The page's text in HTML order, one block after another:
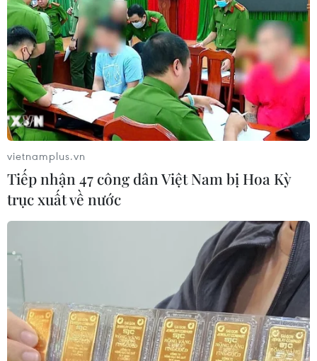
vietnamplus.vn
Tiếp nhận 47 công dân Việt Nam bị Hoa Kỳ
trục xuất về nước